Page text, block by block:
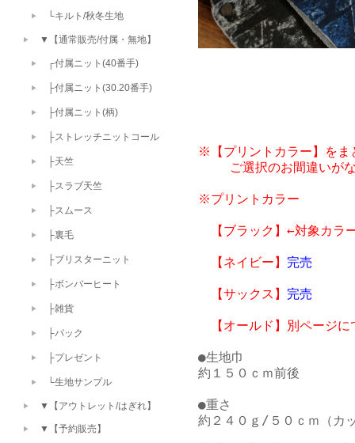
※【プリントカラー】をま
ご選択のお間違いが
※プリントカラー
【ブラック】←対象カラ
【ネイビー】 完売
【サックス】 完売
●生地巾
約１５０ｃｍ前後
●重さ
└キルト/秋冬生地
▼【通常販売/付属・無地】
┌付属ニット(40番手)
├付属ニット(30.20番手)
├付属ニット(柄)
├ストレッチニットコール
├天竺
├スラブ天竺
├スムース
├裏毛
├ブリスターニット
├ボンバーヒート
├雑貨
├パック
├プレゼント
└生地サンプル
▼【アウトレット/はぎれ】
▼【予約販売】